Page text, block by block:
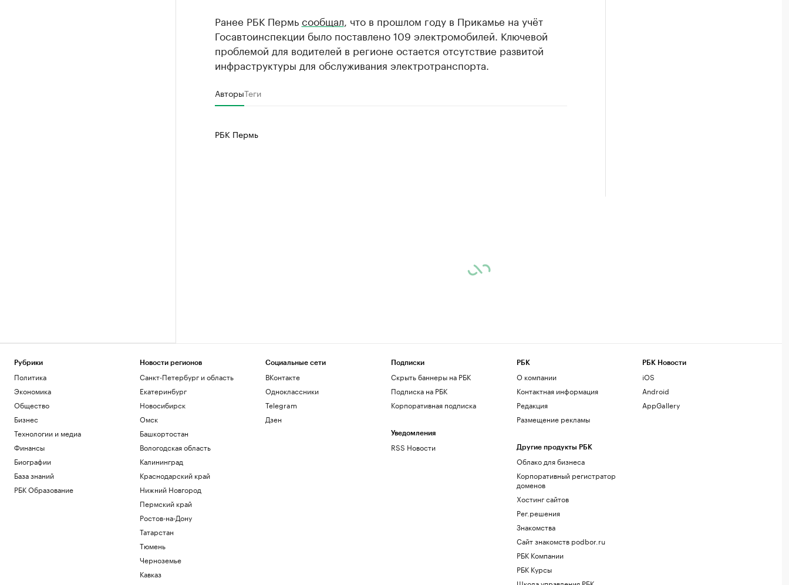
Ранее РБК Пермьсообщал , что в прошлом году в Прикамье на учёт
Госавтоинспекции было поставлено 109 электромобилей. Ключевой
проблемой для водителей в регионе остается отсутствие развитой
инфраструктуры для обслуживания электротранспорта.
АвторыТеги
РБК Пермь
Рубрики
Политика
Экономика
Общество
Бизнес
Технологии и медиа
Финансы
Биографии
База знаний
РБК Образование
Новости регионов
Санкт-Петербург и область
Екатеринбург
Новосибирск
Омск
Башкортостан
Вологодская область
Калининград
Краснодарский край
Нижний Новгород
Пермский край
Ростов-на-Дону
Татарстан
Тюмень
Черноземье
Кавказ
Социальные сети
ВКонтакте
Одноклассники
Telegram
Дзен
Подписки
Скрыть баннеры на РБК
Подписка на РБК
Корпоративная подписка
Уведомления
RSS Новости
РБК
О компании
Контактная информация
Редакция
Размещение рекламы
Другие продукты РБК
Облако для бизнеса
Корпоративный регистратор
доменов
Хостинг сайтов
Рег.решения
Знакомства
Сайт знакомств podbor.ru
РБК Компании
РБК Курсы
РБК Новости
iOS
Android
AppGallery